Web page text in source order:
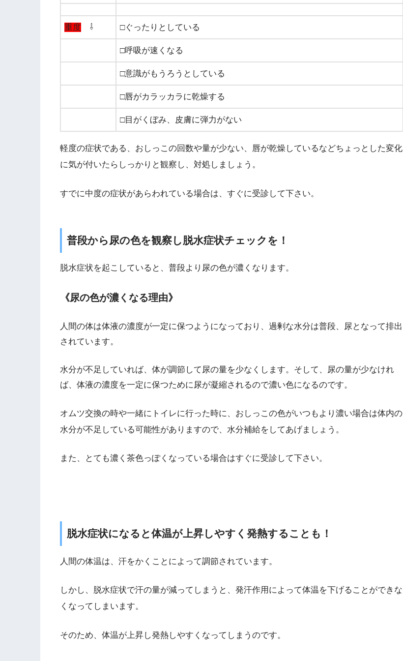
重度 ⇩ □ぐったりとしている
□呼吸が速くなる
□意識がもうろうとしている
□唇がカラッカラに乾燥する
□目がくぼみ、皮膚に弾力がない
軽度の症状である、おしっこの回数や量が少ない、唇が乾燥しているなどちょっとした変化
に気が付いたらしっかりと観察し、対処しましょう。
すでに中度の症状があらわれている場合は、すぐに受診して下さい。
普段から尿の色を観察し脱水症状チェックを！
脱水症状を起こしていると、普段より尿の色が濃くなります。
《尿の色が濃くなる理由》
人間の体は体液の濃度が一定に保つようになっており、過剰な水分は普段、尿となって排出
されています。
水分が不足していれば、体が調節して尿の量を少なくします。そして、尿の量が少なけれ
ば、体液の濃度を一定に保つために尿が凝縮されるので濃い色になるのです。
オムツ交換の時や一緒にトイレに行った時に、おしっこの色がいつもより濃い場合は体内の
水分が不足している可能性がありますので、水分補給をしてあげましょう。
また、とても濃く茶色っぽくなっている場合はすぐに受診して下さい。
脱水症状になると体温が上昇しやすく発熱することも！
人間の体温は、汗をかくことによって調節されています。
しかし、脱水症状で汗の量が減ってしまうと、発汗作用によって体温を下げることができな
くなってしまいます。
そのため、体温が上昇し発熱しやすくなってしまうのです。